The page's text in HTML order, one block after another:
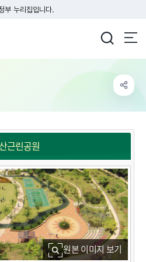
부 누리집입니다.
근린공원
원본 이미지 보기